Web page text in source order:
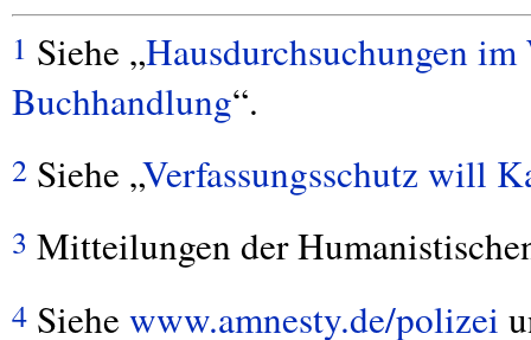
1 Siehe „Hausdurchsuchungen im
Buchhandlung“.
2 Siehe „Verfassungsschutz will
3 Mitteilungen der
4 Siehe www.amnesty.de/polizei